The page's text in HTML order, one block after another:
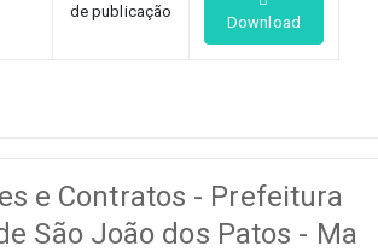
de publicação
Download
e Contratos - Prefeitura
São João dos Patos - Ma